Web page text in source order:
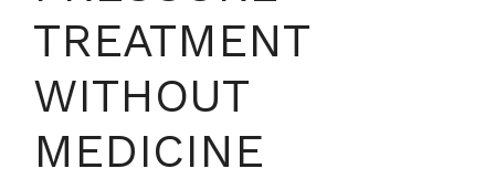
TREATMENT
WITHOUT
MEDICINE